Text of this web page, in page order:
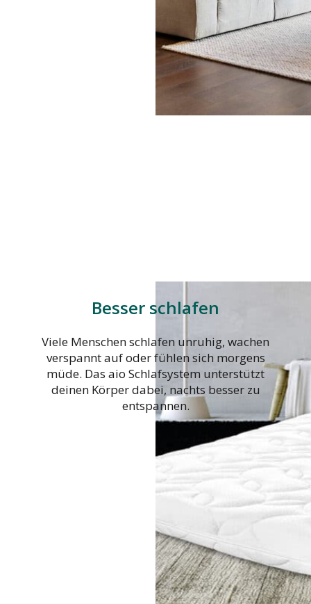
Besser schlafen
Viele Menschen schlafen unruhig, wachen
verspannt auf oder fühlen sich morgens
müde. Das aio Schlafsystem unterstützt
deinen Körper dabei, nachts besser zu
entspannen.